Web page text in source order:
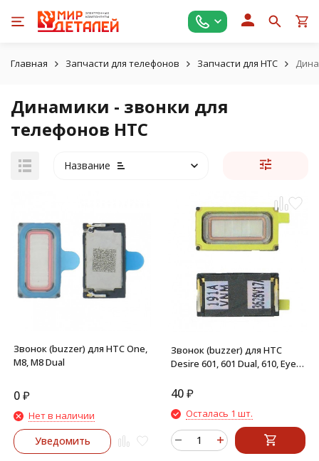
Главная Запчасти для телефонов Запчасти для HTC
Динамики - звонки для
телефонов HTC
Название
Звонок (buzzer) для HTC One,
M8, M8 Dual
0₽
Нет в наличии
Уведомить
Звонок (buzzer) для HTC
Desire 601, 601 Dual, 610, Eye,
40₽
Осталась 1 шт.